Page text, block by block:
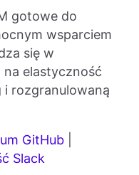
gotowe do
wsparciem
się w
elastyczność
i rozgranulowaną
GitHub
Slack